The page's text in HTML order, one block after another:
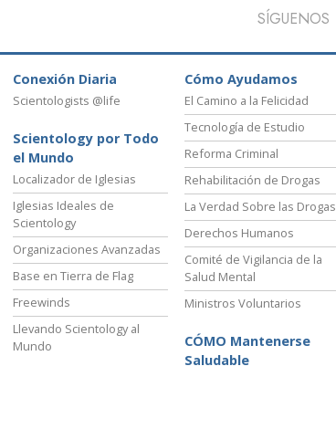
SÍGUENOS
Conexión Diaria
Scientologists @life
Scientology por Todo
el Mundo
Localizador de Iglesias
Iglesias Ideales de
Scientology
Organizaciones Avanzadas
Base en Tierra de Flag
Freewinds
Llevando Scientology al
Mundo
Cómo Ayudamos
El Camino a la Felicidad
Tecnología de Estudio
Reforma Criminal
Rehabilitación de Drogas
La Verdad Sobre las Drogas
Derechos Humanos
Comité de Vigilancia de la
Salud Mental
Ministros Voluntarios
CÓMO Mantenerse
Saludable